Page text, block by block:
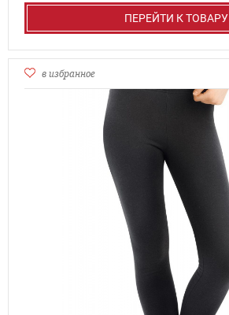
ПЕРЕЙТИ К ТОВАРУ
в избранное